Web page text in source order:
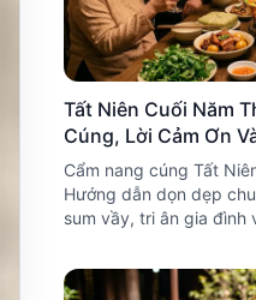
Tất Niên Cuối Năm
Cúng, Lời Cảm Ơn
Cẩm nang cúng Tất
Hướng dẫn dọn dẹp
sum vầy, tri ân gia đình